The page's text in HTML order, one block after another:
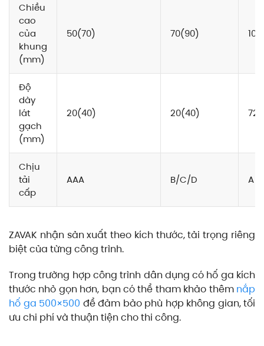
Chiều
cao
của
khung
(mm)
50(70) 70(90) 100
Độ
dày
lát
gạch
(mm)
20(40) 20(40) 72
Chịu
tải
cấp
AAA B/C/D A
ZAVAK nhận sản xuất theo kích thước, tải trọng riêng
biệt của từng công trình.
Trong trường hợp công trình dân dụng có hố ga kích
thước nhỏ gọn hơn, bạn có thể tham khảo thêm nắp
hố ga 500×500 để đảm bảo phù hợp không gian, tối
ưu chi phí và thuận tiện cho thi công.